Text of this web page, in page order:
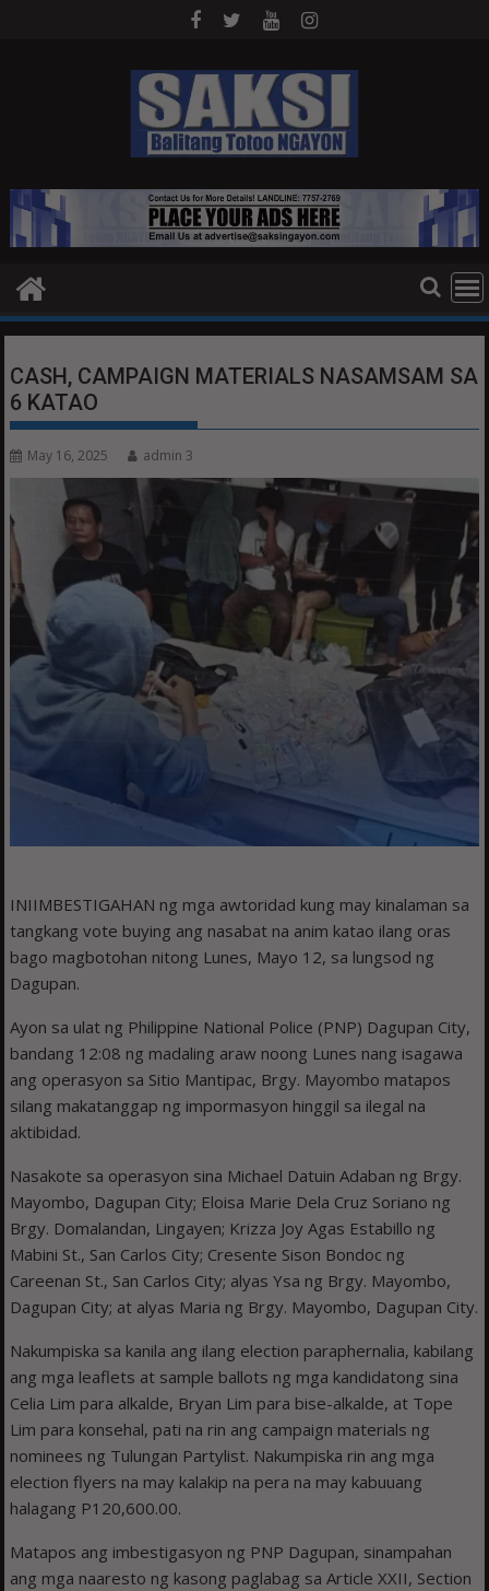
CASH, CAMPAIGN MATERIALS NASAMSAM SA
6 KATAO
May 16, 2025 admin 3
INIIMBESTIGAHAN ng mga awtoridad kung may kinalaman sa
tangkang vote buying ang nasabat na anim katao ilang oras
bago magbotohan nitong Lunes, Mayo 12, sa lungsod ng
Dagupan.
Ayon sa ulat ng Philippine National Police (PNP) Dagupan City,
bandang 12:08 ng madaling araw noong Lunes nang isagawa
ang operasyon sa Sitio Mantipac, Brgy. Mayombo matapos
silang makatanggap ng impormasyon hinggil sa ilegal na
aktibidad.
Nasakote sa operasyon sina Michael Datuin Adaban ng Brgy.
Mayombo, Dagupan City; Eloisa Marie Dela Cruz Soriano ng
Brgy. Domalandan, Lingayen; Krizza Joy Agas Estabillo ng
Mabini St., San Carlos City; Cresente Sison Bondoc ng
Careenan St., San Carlos City; alyas Ysa ng Brgy. Mayombo,
Dagupan City; at alyas Maria ng Brgy. Mayombo, Dagupan City.
Nakumpiska sa kanila ang ilang election paraphernalia, kabilang
ang mga leaflets at sample ballots ng mga kandidatong sina
Celia Lim para alkalde, Bryan Lim para bise-alkalde, at Tope
Lim para konsehal, pati na rin ang campaign materials ng
nominees ng Tulungan Partylist. Nakumpiska rin ang mga
election flyers na may kalakip na pera na may kabuuang
halagang P120,600.00.
Matapos ang imbestigasyon ng PNP Dagupan, sinampahan
ang mga naaresto ng kasong paglabag sa Article XXII, Section